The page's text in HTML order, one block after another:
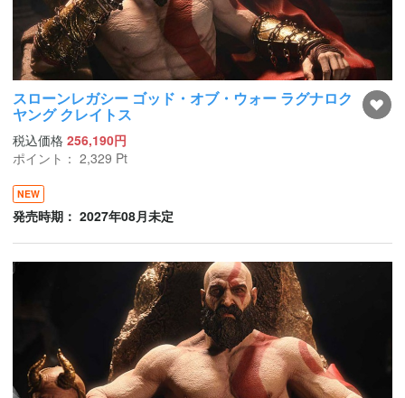
スローンレガシー ゴッド・オブ・ウォー ラグナロク
ヤング クレイトス
税込価格 256,190円
ポイント： 2,329 Pt
NEW
発売時期： 2027年08月未定